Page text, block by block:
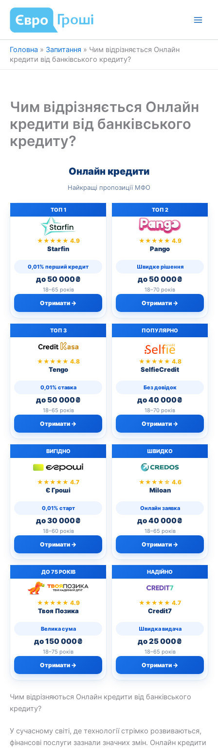
Перейти
вмісту
Головна » Запитання » Чим відрізняється Онлайн
кредити від банківського кредиту?
Чим відрізняється Онлайн
кредити від банківського
кредиту?
Онлайн кредити
Найкращі пропозиції МФО
ТОП 1
★★★★★ 4.9
Starfin
0,01% перший кредит
до 50 000₴
18–65 років
Отримати →
ТОП 2
★★★★★ 4.9
Pango
Швидке рішення
до 50 000₴
18–70 років
Отримати →
ТОП 3
★★★★★ 4.8
Tengo
0,01% ставка
до 50 000₴
18–65 років
Отримати →
ПОПУЛЯРНО
★★★★★ 4.8
SelfieCredit
Без довідок
до 40 000₴
18–70 років
Отримати →
ВИГІДНО
★★★★★ 4.7
Є Гроші
0,01% старт
до 30 000₴
18–60 років
Отримати →
ШВИДКО
★★★★☆ 4.6
Miloan
Онлайн заявка
до 40 000₴
18–65 років
Отримати →
ДО 75 РОКІВ
★★★★★ 4.9
Твоя Позика
Велика сума
до 150 000₴
18–75 років
Отримати →
НАДІЙНО
★★★★★ 4.7
Credit7
Швидка видача
до 25 000₴
18–65 років
Отримати →
Чим відрізняються Онлайн кредити від банківського
кредиту?
У сучасному світі, де технології стрімко розвиваються,
фінансові послуги зазнали значних змін. Онлайн кредити